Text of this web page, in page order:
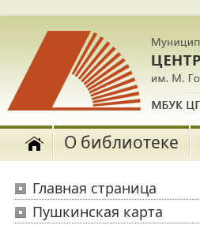
О библиотеке
Главная страница
Пушкинская карта